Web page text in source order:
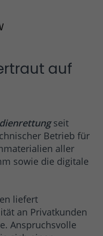
auf
seit
Betrieb für
aller
sowie die digitale
liefert
an Privatkunden
Anspruchsvolle